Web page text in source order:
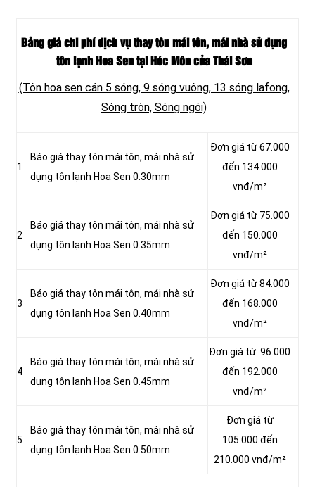
Bảng giá chi phí dịch vụ thay tôn mái tôn, mái nhà sử dụng
tôn lạnh Hoa Sen tại Hóc Môn của Thái Sơn
(Tôn hoa sen cán 5 sóng, 9 sóng vuông, 13 sóng lafong,
Sóng tròn, Sóng ngói)
1
Báo giá thay tôn mái tôn, mái nhà sử
dụng tôn lạnh Hoa Sen 0.30mm
Đơn giá từ 67.000
đến 134.000
vnđ/m²
2
Báo giá thay tôn mái tôn, mái nhà sử
dụng tôn lạnh Hoa Sen 0.35mm
Đơn giá từ 75.000
đến 150.000
vnđ/m²
3
Báo giá thay tôn mái tôn, mái nhà sử
dụng tôn lạnh Hoa Sen 0.40mm
Đơn giá từ 84.000
đến 168.000
vnđ/m²
4
Báo giá thay tôn mái tôn, mái nhà sử
dụng tôn lạnh Hoa Sen 0.45mm
Đơn giá từ 96.000
đến 192.000
vnđ/m²
5
Báo giá thay tôn mái tôn, mái nhà sử
dụng tôn lạnh Hoa Sen 0.50mm
Đơn giá từ
105.000 đến
210.000 vnđ/m²